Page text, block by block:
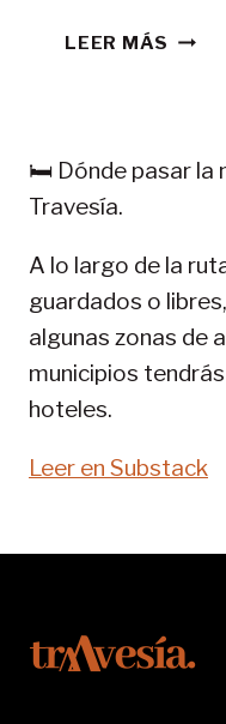
LEER MÁS
11-
🛏️ Dónde pasar la
Travesía.
A lo largo de la
guardados o
algunas zonas de
municipios
hoteles.
Leer en Substack